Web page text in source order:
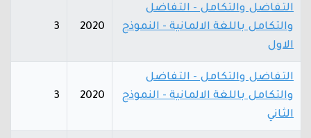
التفاضل والتكامل - التفاضل
والتكامل باللغة الالمانية - النموذج
الاول
2020
3
التفاضل والتكامل - التفاضل
والتكامل باللغة الالمانية - النموذج
الثاني
2020
3